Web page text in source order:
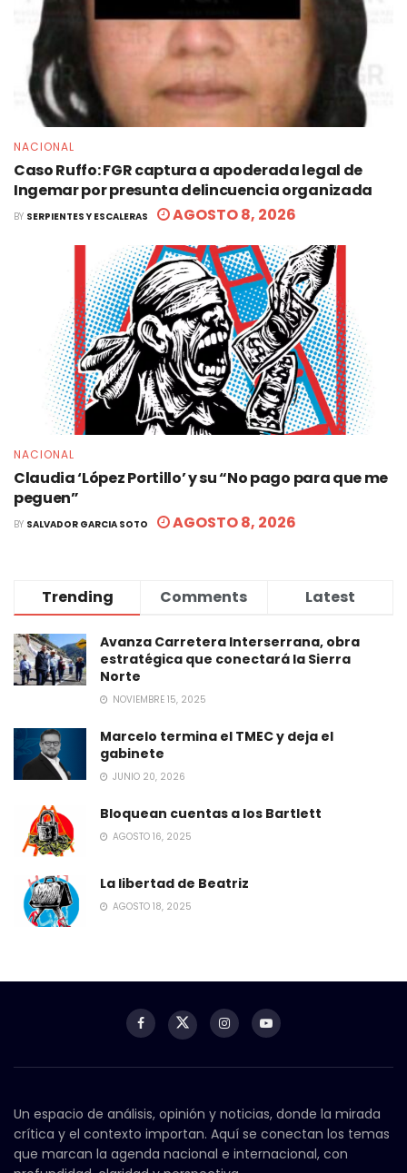
NACIONAL
Caso Ruffo: FGR captura a apoderada legal de
Ingemar por presunta delincuencia organizada
BY SERPIENTES Y ESCALERAS AGOSTO 8, 2026
NACIONAL
Claudia ‘López Portillo’ y su “No pago para que me
peguen”
BY SALVADOR GARCIA SOTO AGOSTO 8, 2026
Trending Comments Latest
Avanza Carretera Interserrana, obra
estratégica que conectará la Sierra
Norte
NOVIEMBRE 15, 2025
Marcelo termina el TMEC y deja el
gabinete
JUNIO 20, 2026
Bloquean cuentas a los Bartlett
AGOSTO 16, 2025
La libertad de Beatriz
AGOSTO 18, 2025
Un espacio de análisis, opinión y noticias, donde la mirada
crítica y el contexto importan. Aquí se conectan los temas
que marcan la agenda nacional e internacional, con